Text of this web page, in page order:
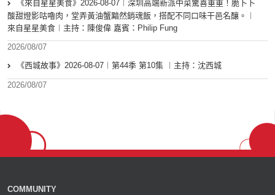
《來自星星美食》2026-08-07︱深圳高端新派中菜驚喜重重！脆卜卜
酸甜燈影咕嚕肉，堂弄黃油蟹黯然銷魂飯，搭配不同口味干邑名釀。︱
來自星星美食︱主持：陳俊偉 嘉賓：Philip Fung
2026/08/07
《西城故事》2026-08-07︱第44季 第10集 ︱主持：沈西城
2026/08/07
COMMUNITY